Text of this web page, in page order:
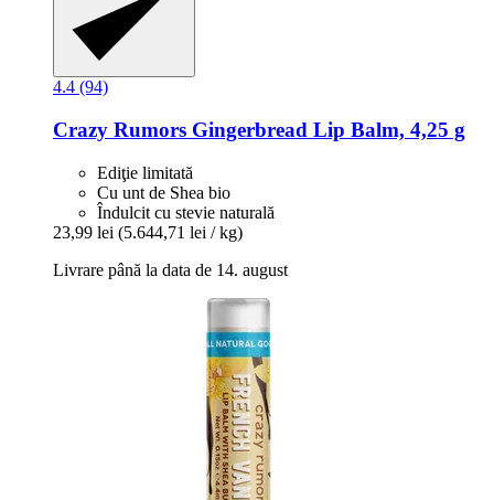
4.4 (94)
Crazy Rumors Gingerbread Lip Balm, 4,25 g
Ediţie limitată
Cu unt de Shea bio
Îndulcit cu stevie naturală
23,99 lei (5.644,71 lei / kg)
Livrare până la data de 14. august